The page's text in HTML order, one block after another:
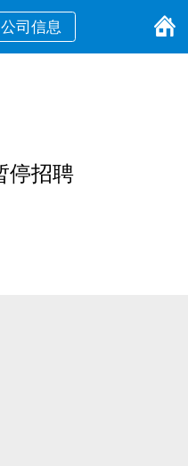
公司信息
停招聘